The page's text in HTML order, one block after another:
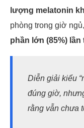
lượng melatonin
phòng trong giờ ngủ,
phần lớn (85%) lần
Diễn giải kiểu
đúng giờ,
rằng vẫn chưa